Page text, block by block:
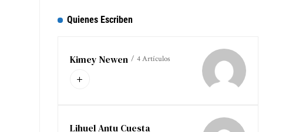
Quienes Escriben
Kimey Newen 4 Artículos
Lihuel Antu Cuesta